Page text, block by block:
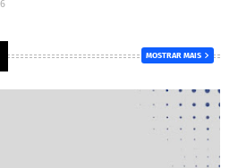
MOSTRAR MAIS